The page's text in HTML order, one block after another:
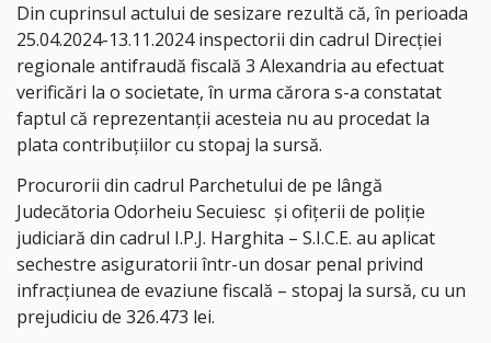
Din cuprinsul actului de sesizare rezultă că, în perioada
25.04.2024-13.11.2024 inspectorii din cadrul Direcţiei
regionale antifraudă fiscală 3 Alexandria au efectuat
verificări la o societate, în urma cărora s-a constatat
faptul că reprezentanţii acesteia nu au procedat la
plata contribuţiilor cu stopaj la sursă.
Procurorii din cadrul Parchetului de pe lângă
Judecătoria Odorheiu Secuiesc și ofițerii de poliție
judiciară din cadrul I.P.J. Harghita – S.I.C.E. au aplicat
sechestre asiguratorii într-un dosar penal privind
infracțiunea de evaziune fiscală – stopaj la sursă, cu un
prejudiciu de 326.473 lei.